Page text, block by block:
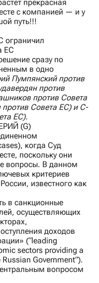
прекрасная
с компанией — и у
путь!!!
ограничил
ЕС
сразу по
в одно
Пумпянский против
против
против Совета
Совета ЕС) и C-
ЕС).
(G)
когда Суд
поскольку они
вопросы. В данном
критериев
известного как
в санкционные
осуществляющих
доходов
(“leading
sectors providing a
Government”).
вопросом